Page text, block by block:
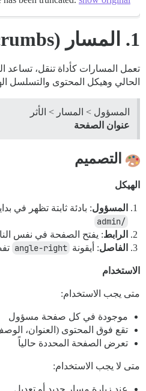
1. المسار (Breadcrumbs)
تعمل المسارات كأداة تنقل،
الحالي وهيكل المحتوى والتسلسل
المسؤول > المسار > الأثر
عنوان الصفحة
التصميم
الهيكل
المسؤول: بادئة ثابتة تظهر في
/admin
الرابط: يفتح الصفحة في نفس
الفاصل: أيقونة angle-right
الاستخدام
متى يجب الاستخدام:
موجودة في كل صفحة مسؤول
تقع فوق المحتوى (العنوان،
تعرض الصفحة المحددة حالياً
متى لا يجب الاستخدام: